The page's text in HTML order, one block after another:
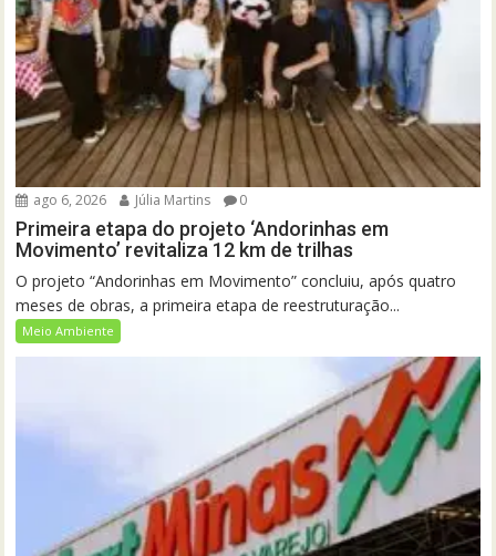
ago 6, 2026 Júlia Martins 0
Primeira etapa do projeto ‘Andorinhas em
Movimento’ revitaliza 12 km de trilhas
O projeto “Andorinhas em Movimento” concluiu, após quatro
meses de obras, a primeira etapa de reestruturação...
Meio Ambiente